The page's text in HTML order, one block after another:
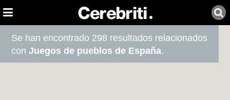
Se han encontrado 298 resultados relacionados
conJuegos de pueblos de España.